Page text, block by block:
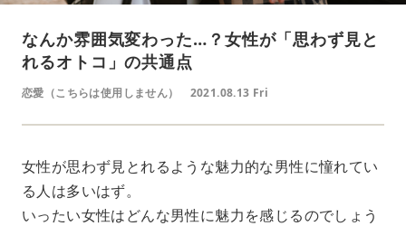
なんか雰囲気変わった…？女性が「思わず見と
れるオトコ」の共通点
恋愛（こちらは使用しません） 2021.08.13 Fri
女性が思わず見とれるような魅力的な男性に憧れてい
る人は多いはず。
いったい女性はどんな男性に魅力を感じるのでしょう